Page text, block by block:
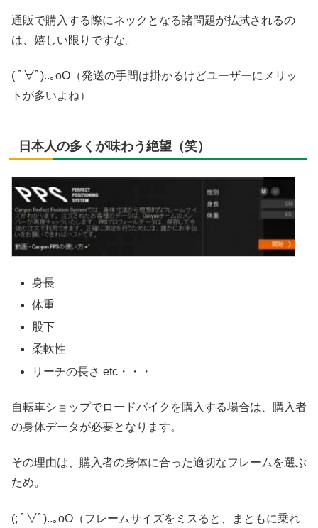
通販で購入する際にネックとなる諸問題が払拭されるの
は、嬉しい限りですな。
( ﾟ∀ﾟ)..｡oO（発送の手間は掛かるけどユーザーにメリッ
トが多いよね）
日本人の多くが味わう絶望（笑）
身長
体重
股下
柔軟性
リーチの長さ etc・・・
自転車ショップでロードバイクを購入する場合は、購入者
の身体データが必要となります。
その理由は、購入者の身体に合った適切なフレームを選ぶ
ため。
(; ﾟ∀ﾟ)..｡oO（フレームサイズをミスると、まともに乗れ